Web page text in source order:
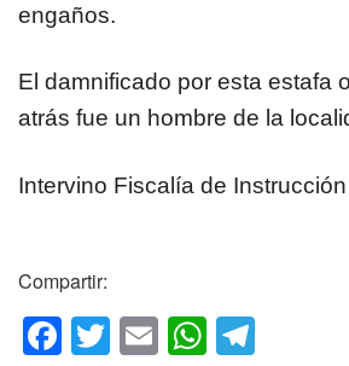
engaños.
El damnificado por esta estafa
atrás fue un hombre de la
Intervino Fiscalía de
Compartir:
F T E W